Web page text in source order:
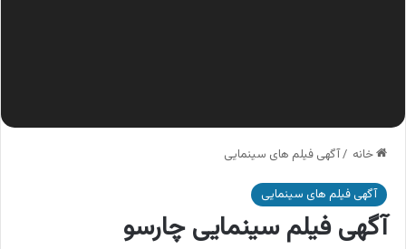
خانه /آگهی فیلم های سینمایی
آگهی فیلم های سینمایی
آگهی فیلم سینمایی چارسو